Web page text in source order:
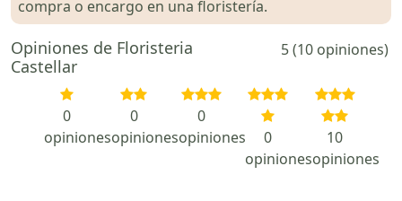
compra o encargo en una floristería.
Opiniones de Floristeria
Castellar
5 (10 opiniones)
0
opiniones
0
opiniones
0
opiniones
0
opiniones
10
opiniones